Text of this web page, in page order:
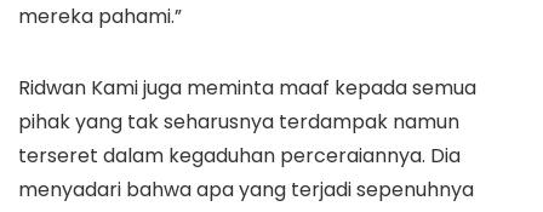
mereka pahami.”
Ridwan Kami juga meminta maaf kepada semua
pihak yang tak seharusnya terdampak namun
terseret dalam kegaduhan perceraiannya. Dia
menyadari bahwa apa yang terjadi sepenuhnya